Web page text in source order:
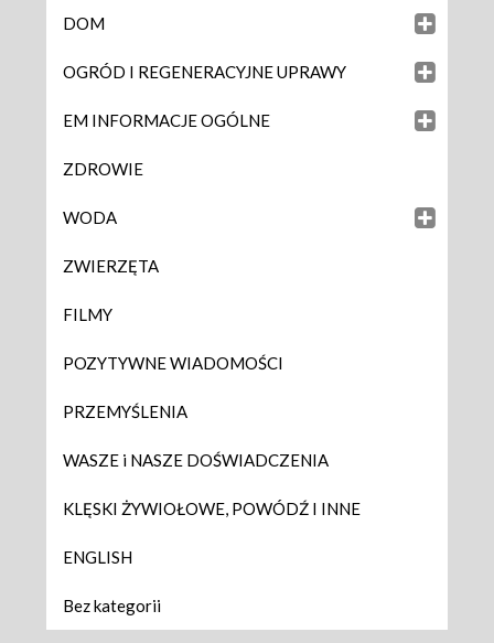
DOM
OGRÓD I REGENERACYJNE UPRAWY
EM INFORMACJE OGÓLNE
ZDROWIE
WODA
ZWIERZĘTA
FILMY
POZYTYWNE WIADOMOŚCI
PRZEMYŚLENIA
WASZE i NASZE DOŚWIADCZENIA
KLĘSKI ŻYWIOŁOWE, POWÓDŹ I INNE
ENGLISH
Bez kategorii